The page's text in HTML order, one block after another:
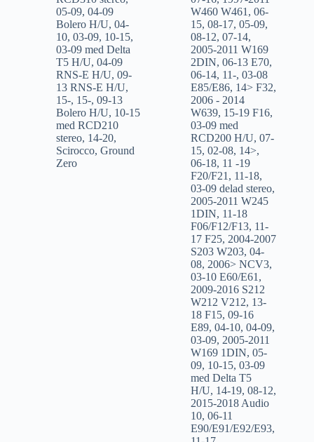
05-09, 04-09
Bolero H/U, 04-
10, 03-09, 10-15,
03-09 med Delta
T5 H/U, 04-09
RNS-E H/U, 09-
13 RNS-E H/U,
15-, 15-, 09-13
Bolero H/U, 10-15
med RCD210
stereo, 14-20,
Scirocco, Ground
Zero
W460 W461 ,06-
15,08-17,05-09,
08-12,07-14,
2005-2011 W169
2DIN,06-13 E70,
06-14, 11-,03-08
E85/E86, 14> F32,
2006 - 2014
W639, 15-19 F16,
03-09 med
RCD200 H/U,07-
15,02-08, 14>,
06-18, 11 -19
F20/F21 , 11-18,
03-09 delad stereo,
2005-2011 W245
1DIN, 11-18
F06/F12/F13, 11-
17 F25, 2004-2007
S203 W203,04-
08, 2006> NCV3,
03-10 E60/E61 ,
2009-2016 S212
W212 V212, 13-
18 F15,09-16
E89,04-10,04-09,
03-09, 2005-2011
W169 1DIN,05-
09, 10-15,03-09
med Delta T5
H/U, 14-19,08-12,
2015-2018 Audio
10,06-11
E90/E91/E92/E93,